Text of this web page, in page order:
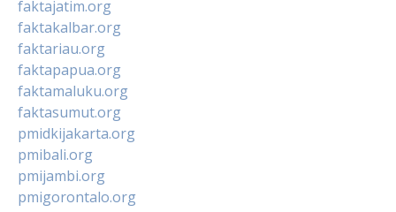
faktajatim.org
faktakalbar.org
faktariau.org
faktapapua.org
faktamaluku.org
faktasumut.org
pmidkijakarta.org
pmibali.org
pmijambi.org
pmigorontalo.org